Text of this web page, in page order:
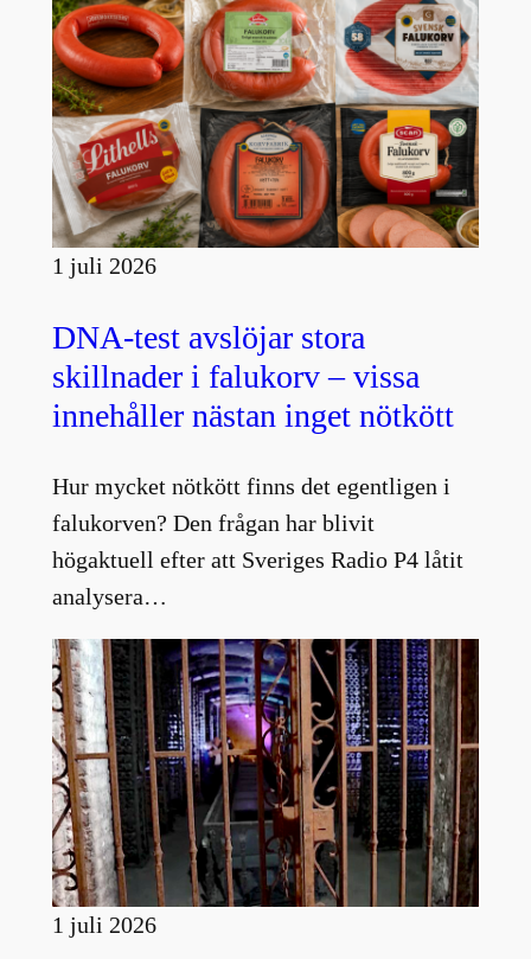
1 juli 2026
DNA-test avslöjar stora
skillnader i falukorv – vissa
innehåller nästan inget nötkött
Hur mycket nötkött finns det egentligen i
falukorven? Den frågan har blivit
högaktuell efter att Sveriges Radio P4 låtit
analysera…
1 juli 2026